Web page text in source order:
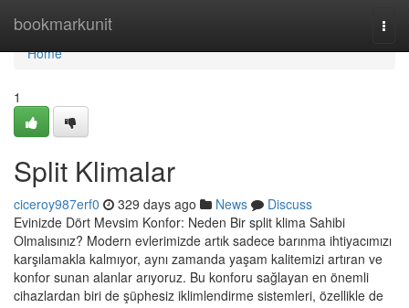
bookmarkunit
Home
Home
1
Split Klimalar
ciceroy987erf0 329 days ago News
Discuss
Evinizde Dört Mevsim Konfor: Neden Bir split klima Sahibi
Olmalısınız? Modern evlerimizde artık sadece barınma ihtiyacımızı
karşılamakla kalmıyor, aynı zamanda yaşam kalitemizi artıran ve
konfor sunan alanlar arıyoruz. Bu konforu sağlayan en önemli
cihazlardan biri de şüphesiz iklimlendirme sistemleri, özellikle de